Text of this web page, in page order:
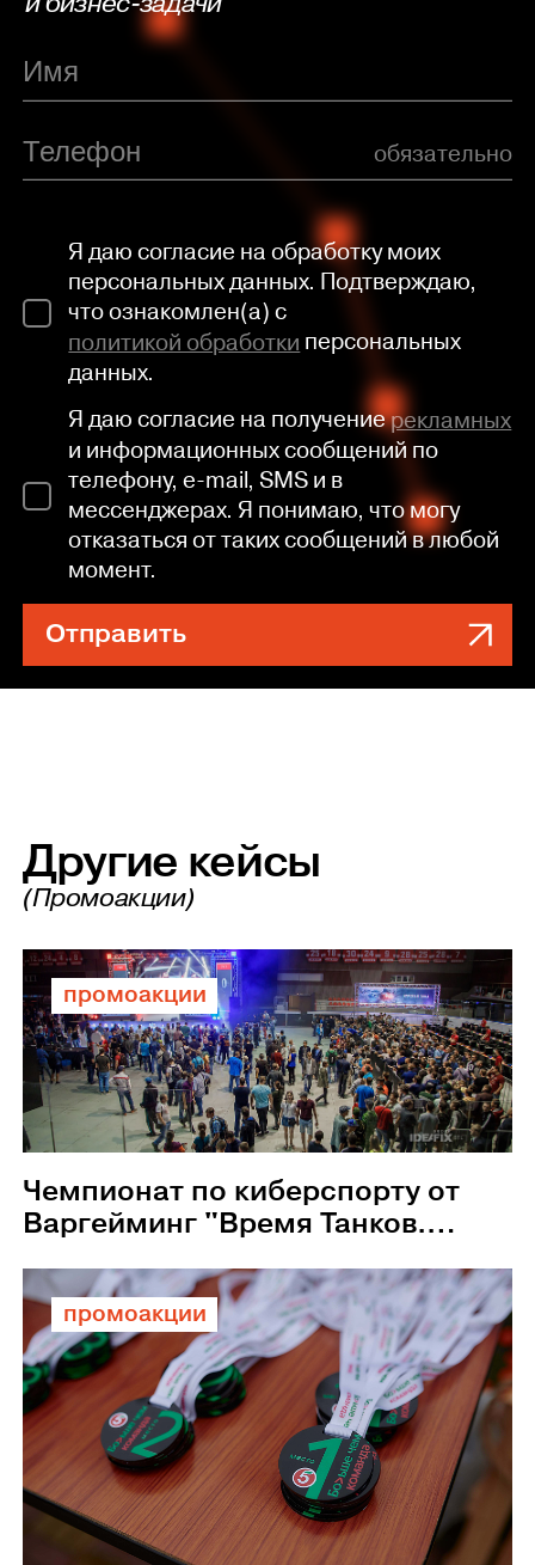
обязательно
Я даю согласие на обработку моих
персональных данных. Подтверждаю,
что ознакомлен(а) с
политикой обработкиперсональных
данных.
Я даю согласие на получениерекламных
и информационных сообщений по
телефону, e-mail, SMS и в
мессенджерах. Я понимаю, что могу
отказаться от таких сообщений в любой
момент.
Отправить
Другие кейсы
(Промоакции)
промоакции
Чемпионат по киберспорту от
Варгейминг "Время Танков.
промоакции